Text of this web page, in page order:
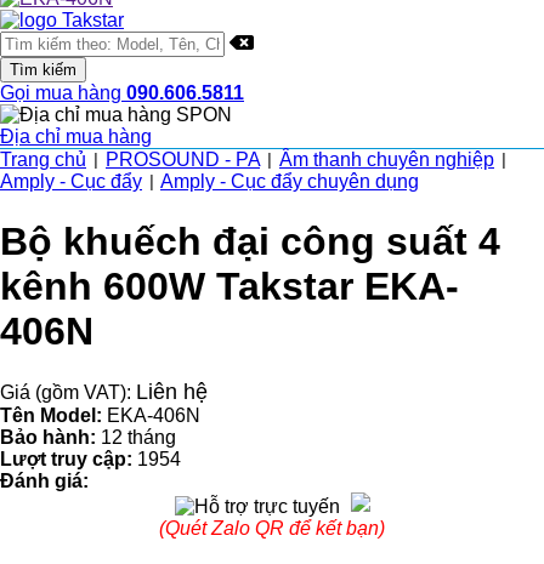
Gọi mua hàng 090.606.5811
Địa chỉ mua hàng
Trang chủ
PROSOUND - PA Âm thanh chuyên nghiệp
Amply - Cục đẩy Amply - Cục đẩy chuyên dụng
Bộ khuếch đại công suất 4
kênh 600W Takstar EKA-
406N
Giá (gồm VAT): Liên hệ
Tên Model: EKA-406N
Bảo hành: 12 tháng
Lượt truy cập: 1954
Đánh giá:
(Quét Zalo QR để kết bạn)